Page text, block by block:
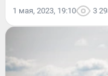
1 мая, 2023, 19:10 3